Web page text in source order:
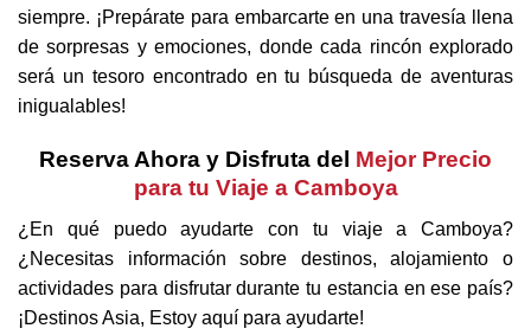
siempre. ¡Prepárate para embarcarte en una travesía llena
de sorpresas y emociones, donde cada rincón explorado
será un tesoro encontrado en tu búsqueda de aventuras
inigualables!
Reserva Ahora y Disfruta del Mejor Precio
para tu Viaje a Camboya
¿En qué puedo ayudarte con tu viaje a Camboya?
¿Necesitas información sobre destinos, alojamiento o
actividades para disfrutar durante tu estancia en ese país?
¡Destinos Asia, Estoy aquí para ayudarte!